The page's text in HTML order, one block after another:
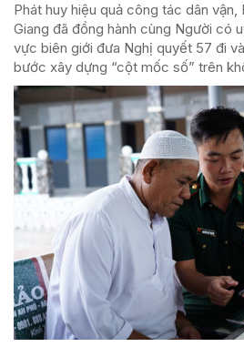
Phát huy hiệu quả công tác dân vận,
Giang đã đồng hành cùng Người có
vực biên giới đưa Nghị quyết 57 đi
bước xây dựng “cột mốc số” trên